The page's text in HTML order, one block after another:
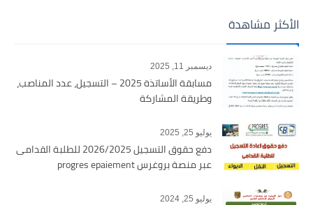
الأكثر مشاهدة
ديسمبر 11, 2025
مسابقة الأساتذة 2025 – التسجيل، عدد المناصب،
وطريقة المشاركة
يوليو 25, 2025
دفع حقوق التسجيل 2026/2025 للطلبة القدامى
عبر منصة بروغرس progres epaiement
يوليو 25, 2024